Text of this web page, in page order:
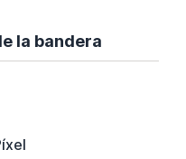
la bandera